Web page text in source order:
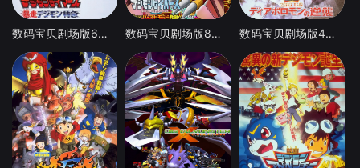
数码宝贝剧场版6：暴走特急 数码宝贝剧场版8：究极力量！爆裂模式发动 数码宝贝剧场版4：超恶魔兽的反击